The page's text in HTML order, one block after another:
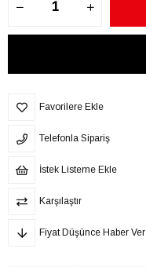
Favorilere Ekle
Telefonla Sipariş
İstek Listeme Ekle
Karşılaştır
Fiyat Düşünce Haber Ver